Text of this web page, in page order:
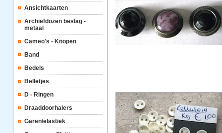
Ansichtkaarten
Archiefdozen beslag -
metaal
Cameo's - Knopen
Band
Bedels
Belletjes
D - Ringen
Draaddoorhalers
Garen/elastiek